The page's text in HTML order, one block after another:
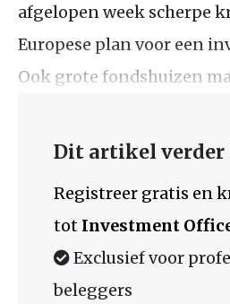
afgelopen week scherpe
Europese plan voor een
Ook grote fondshuizen
Dit artikel verder
Registreer gratis en
tot Investment
Exclusief voor
beleggers